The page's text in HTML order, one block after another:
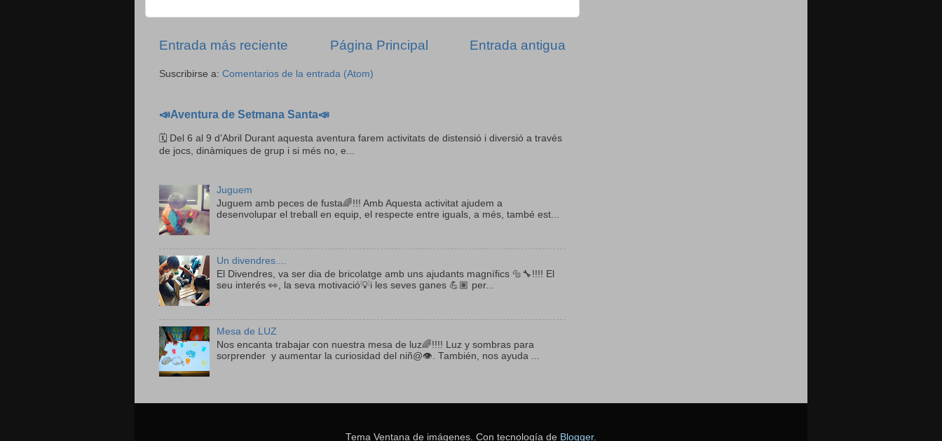
Entrada más reciente Entrada antigua
Página Principal
Suscribirse a: Comentarios de la entrada (Atom)
📣Aventura de Setmana Santa📣
🗓 Del 6 al 9 d’Abril Durant aquesta aventura farem activitats de distensió i diversió a través
de jocs, dinàmiques de grup i si més no, e...
Juguem
Juguem amb peces de fusta🌈!!! Amb Aquesta activitat ajudem a
desenvolupar el treball en equip, el respecte entre iguals, a més, també est...
Un divendres....
El Divendres, va ser dia de bricolatge amb uns ajudants magnífics 🔩🔧!!!! El
seu interés 👀, la seva motivació💡i les seves ganes 💪🏽 per...
Mesa de LUZ
Nos encanta trabajar con nuestra mesa de luz🌈!!!! Luz y sombras para
sorprender y aumentar la curiosidad del niñ@👁. También, nos ayuda ...
Tema Ventana de imágenes. Con tecnología de Blogger.